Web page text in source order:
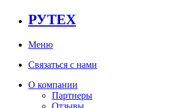
РУТЕХ
Меню
Связаться с нами
О компании
Партнеры
Отзывы